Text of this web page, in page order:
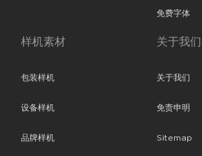
免费字体
样机素材
包装样机
设备样机
品牌样机
关于我们
关于我们
免责申明
Sitemap